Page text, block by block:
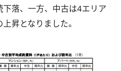
落、一方、中古は4エリア
昇となりました。